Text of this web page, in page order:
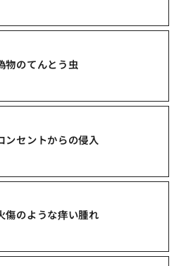
物のてんとう虫
ンセントからの侵入
傷のような痒い腫れ